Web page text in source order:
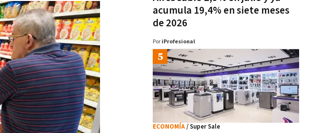
acumula 19,4% en siete meses
de 2026
Por iProfesional
ECONOMÍA/ Super Sale